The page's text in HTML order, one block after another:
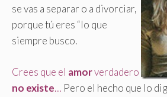
se vas a separar o a divorciar,
porque tú eres “lo que
siempre busco.
Crees que el amorverdadero
no existe… Pero el hecho que lo